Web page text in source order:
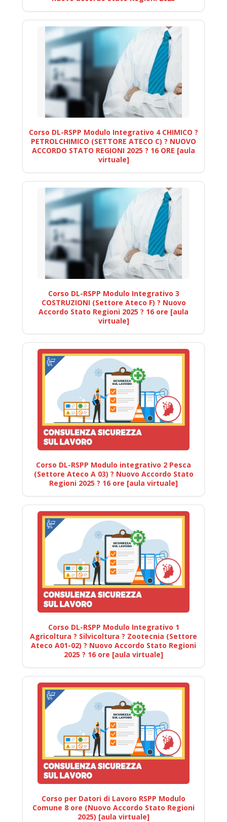
Corso DL-RSPP Modulo Integrativo 4 CHIMICO ?
PETROLCHIMICO (SETTORE ATECO C) ? NUOVO
ACCORDO STATO REGIONI 2025 ? 16 ORE [aula
virtuale]
Corso DL-RSPP Modulo Integrativo 3
COSTRUZIONI (Settore Ateco F) ? Nuovo
Accordo Stato Regioni 2025 ? 16 ore [aula
virtuale]
Corso DL-RSPP Modulo integrativo 2 Pesca
(Settore Ateco A 03) ? Nuovo Accordo Stato
Regioni 2025 ? 16 ore [aula virtuale]
Corso DL-RSPP Modulo Integrativo 1
Agricoltura ? Silvicoltura ? Zootecnia (Settore
Ateco A01-02) ? Nuovo Accordo Stato Regioni
2025 ? 16 ore [aula virtuale]
Corso per Datori di Lavoro RSPP Modulo
Comune 8 ore (Nuovo Accordo Stato Regioni
2025) [aula virtuale]